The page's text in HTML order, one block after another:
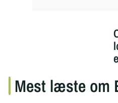
Mest læste om